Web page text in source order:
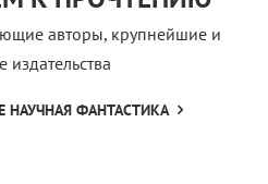
авторы, крупнейшие и
НАУЧНАЯ ФАНТАСТИКА